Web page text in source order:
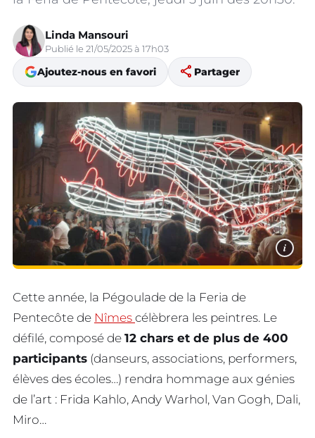
Linda Mansouri
Publié le 21/05/2025 à 17h03
Ajoutez-nous en favori share Partager
i
Cette année, la Pégoulade de la Feria de
Pentecôte de Nîmes célèbrera les peintres. Le
défilé, composé de 12 chars et de plus de 400
participants (danseurs, associations, performers,
élèves des écoles…) rendra hommage aux génies
de l’art : Frida Kahlo, Andy Warhol, Van Gogh, Dali,
Miro…